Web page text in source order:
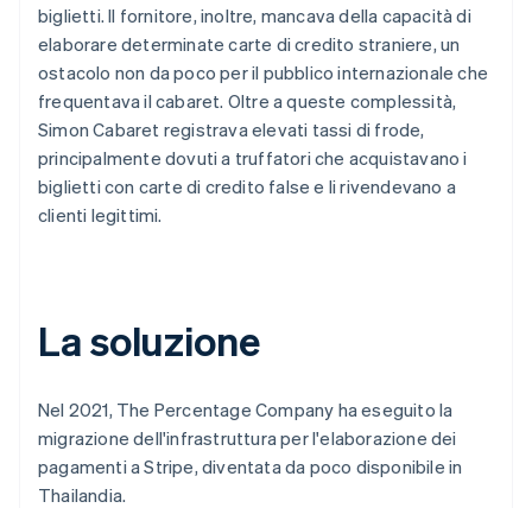
biglietti. Il fornitore, inoltre, mancava della capacità di
elaborare determinate carte di credito straniere, un
ostacolo non da poco per il pubblico internazionale che
frequentava il cabaret. Oltre a queste complessità,
Simon Cabaret registrava elevati tassi di frode,
principalmente dovuti a truffatori che acquistavano i
biglietti con carte di credito false e li rivendevano a
clienti legittimi.
La soluzione
Nel 2021, The Percentage Company ha eseguito la
migrazione dell'infrastruttura per l'elaborazione dei
pagamenti a Stripe, diventata da poco disponibile in
Thailandia.